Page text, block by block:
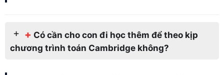
+ Có cần cho con đi học thêm để theo kịp
chương trình toán Cambridge không?